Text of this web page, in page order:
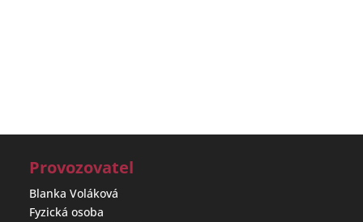
Provozovatel
Blanka Voláková
Fyzická osoba